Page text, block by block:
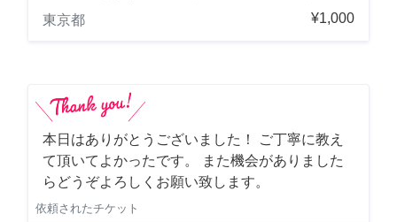
東京都
¥1,000
本日はありがとうございました！ ご丁寧に教え
て頂いてよかったです。 また機会がありました
らどうぞよろしくお願い致します。
依頼されたチケット